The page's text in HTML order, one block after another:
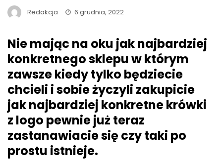
Redakcja 6 grudnia, 2022
Nie mając na oku jak najbardziej
konkretnego sklepu w którym
zawsze kiedy tylko będziecie
chcieli i sobie życzyli zakupicie
jak najbardziej konkretne krówki
z logo pewnie już teraz
zastanawiacie się czy taki po
prostu istnieje.